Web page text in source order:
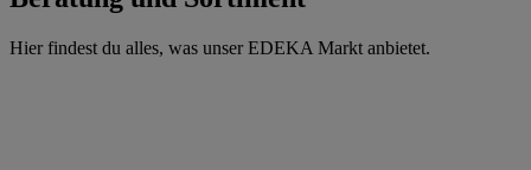
Hier findest du alles, was unser EDEKA Markt anbietet.